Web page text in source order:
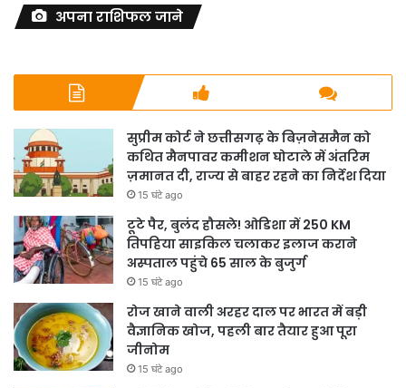
अपना राशिफल जाने
सुप्रीम कोर्ट ने छत्तीसगढ़ के बिज़नेसमैन को
कथित मैनपावर कमीशन घोटाले में अंतरिम
ज़मानत दी, राज्य से बाहर रहने का निर्देश दिया
15 घंटे ago
टूटे पैर, बुलंद हौसले! ओडिशा में 250 KM
तिपहिया साइकिल चलाकर इलाज कराने
अस्पताल पहुंचे 65 साल के बुजुर्ग
15 घंटे ago
रोज खाने वाली अरहर दाल पर भारत में बड़ी
वैज्ञानिक खोज, पहली बार तैयार हुआ पूरा
जीनोम
15 घंटे ago